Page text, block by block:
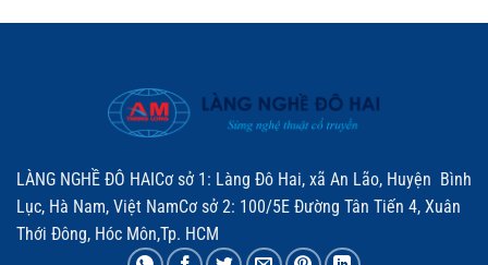
LÀNG NGHỀ ĐÔ HAICơ sở 1: Làng Đô Hai, xã An Lão, Huyện Bình
Lục, Hà Nam, Việt NamCơ sở 2: 100/5E Đường Tân Tiến 4, Xuân
Thới Đông, Hóc Môn,Tp. HCM